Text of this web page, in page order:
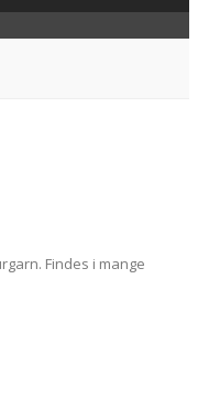
Findes i mange